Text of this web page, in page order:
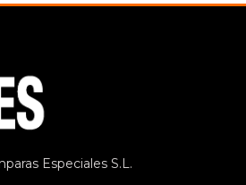
Especiales S.L.